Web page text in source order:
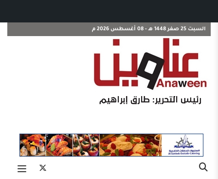
السبت 25 صفر 1448 هـ - 08 أغسطس 2026 م